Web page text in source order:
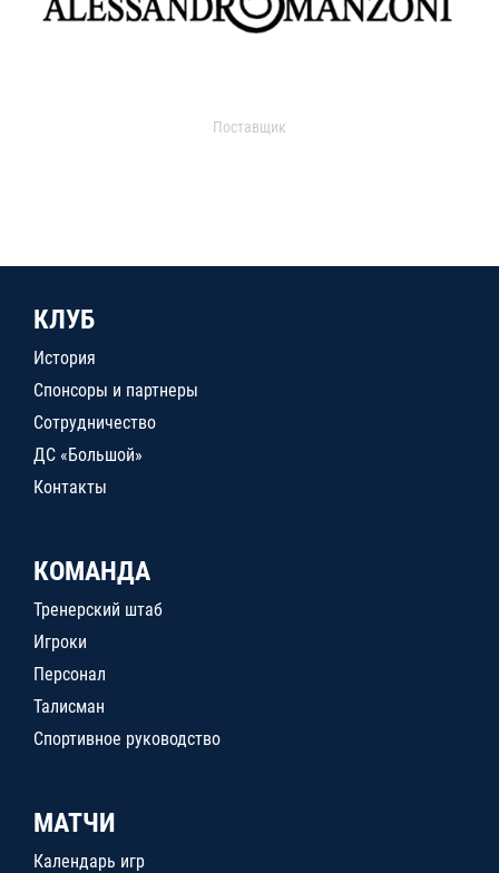
Поставщик
КЛУБ
История
Спонсоры и партнеры
Сотрудничество
ДС «Большой»
Контакты
КОМАНДА
Тренерский штаб
Игроки
Персонал
Талисман
Спортивное руководство
МАТЧИ
Календарь игр